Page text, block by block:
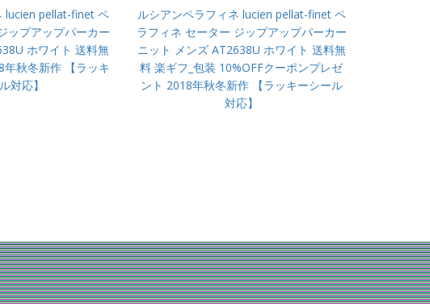
lucien pellat-finet ペ
ップアップパーカー
ホワイト 送料無
年秋冬新作 【ラッキ
対応】
ルシアンペラフィネ lucien pellat-finet ペ
ラフィネ セーター ジップアップパーカー
ニット メンズ AT2638U ホワイト 送料無
料 楽ギフ_包装 10%OFFクーポンプレゼ
ント 2018年秋冬新作 【ラッキーシール
対応】